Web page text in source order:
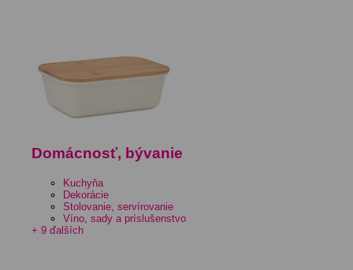
Domácnosť, bývanie
Kuchyňa
Dekorácie
Stolovanie, servírovanie
Víno, sady a príslušenstvo
+ 9 ďalších